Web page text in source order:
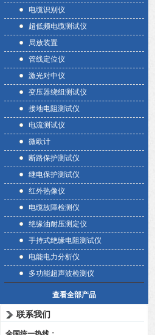
电缆识别仪
超低频电缆测试仪
局放装置
管线定位仪
激光对中仪
变压器绕组测试仪
接地电阻测试仪
电流测试仪
微欧计
断路保护测试仪
继电保护测试仪
红外热像仪
电缆故障检测仪
绝缘油耐压测定仪
手持式绝缘电阻测试仪
电能电力分析仪
多功能超声波检测仪
查看全部产品
联系我们